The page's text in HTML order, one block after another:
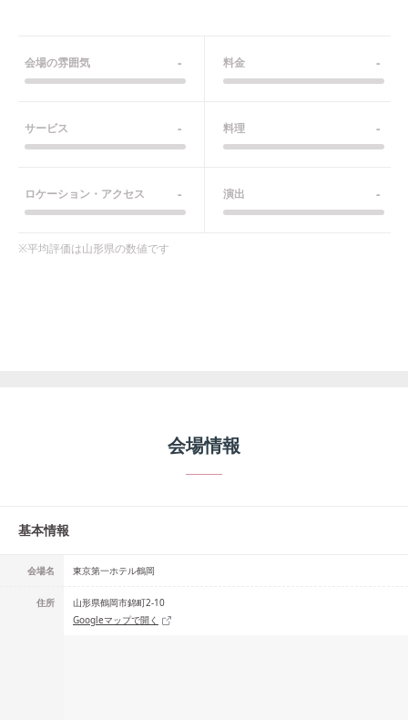
会場の雰囲気 - 料金 -
サービス - 料理 -
ロケーション・アクセス - 演出 -
※平均評価は山形県の数値です
会場情報
基本情報
会場名 東京第一ホテル鶴岡
住所
山形県鶴岡市錦町2-10
Googleマップで開く